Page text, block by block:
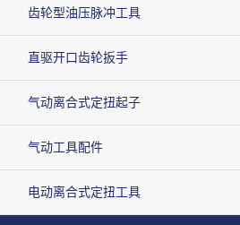
齿轮型油压脉冲工具
直驱开口齿轮扳手
气动离合式定扭起子
气动工具配件
电动离合式定扭工具